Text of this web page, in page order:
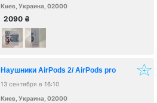
Киев, Украина, 02000
2090 ₴
Наушники AirPods 2/ AirPods pro
13 сентября в 16:10
Киев, Украина, 02000